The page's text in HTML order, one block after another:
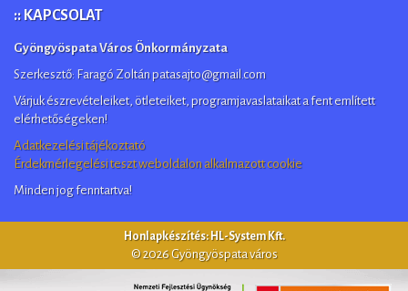
:: KAPCSOLAT
Gyöngyöspata Város Önkormányzata
Szerkesztő: Faragó Zoltán patasajto@gmail.com
Várjuk észrevételeiket, ötleteiket, programjavaslataikat a fent említett
elérhetőségeken!
Adatkezelési tájékoztató
Érdekmérlegelési teszt weboldalon alkalmazott cookie
Minden jog fenntartva!
Honlapkészítés: HL-System Kft.
© 2026 Gyöngyöspata város